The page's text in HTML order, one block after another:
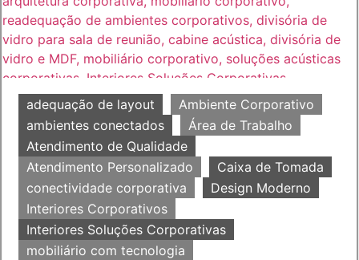
adequação de layout
Ambiente Corporativo
ambientes conectados
Área de Trabalho
Atendimento de Qualidade
Atendimento Personalizado
Caixa de Tomada
conectividade corporativa
Design Moderno
Interiores Corporativos
Interiores Soluções Corporativas
mobiliário com tecnologia